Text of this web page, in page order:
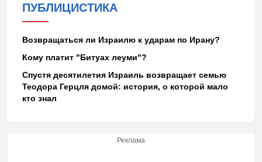
ПУБЛИЦИСТИКА
Возвращаться ли Израилю к ударам по Ирану?
Кому платит "Битуах леуми"?
Спустя десятилетия Израиль возвращает семью
Теодора Герцля домой: история, о которой мало
кто знал
Реклама